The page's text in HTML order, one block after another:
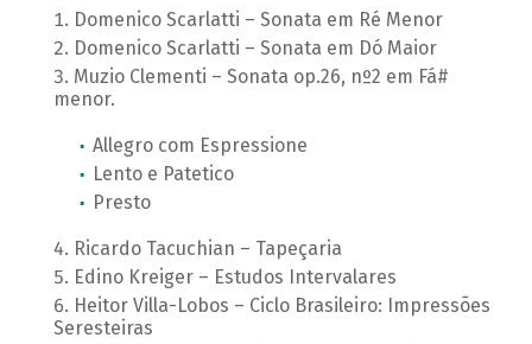
Domenico Scarlatti – Sonata em Ré Menor
Domenico Scarlatti – Sonata em Dó Maior
Muzio Clementi – Sonata op.26, nº2 em Fá#
menor.
Allegro com Espressione
Lento e Patetico
Presto
Ricardo Tacuchian – Tapeçaria
Edino Kreiger – Estudos Intervalares
Heitor Villa-Lobos – Ciclo Brasileiro: Impressões
Seresteiras